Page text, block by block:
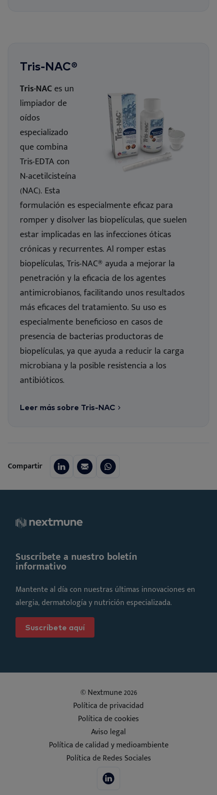
Tris-NAC®
Tris-NACes un
limpiador de
oídos
especializado
que combina
Tris-EDTA con
N-acetilcisteína
(NAC). Esta
formulación es especialmente eficaz para
romper y disolver las biopelículas, que suelen
estar implicadas en las infecciones óticas
crónicas y recurrentes. Al romper estas
biopelículas, Tris-NAC® ayuda a mejorar la
penetración y la eficacia de los agentes
antimicrobianos, facilitando unos resultados
más eficaces del tratamiento. Su uso es
especialmente beneficioso en casos de
presencia de bacterias productoras de
biopelículas, ya que ayuda a reducir la carga
microbiana y la posible resistencia a los
antibióticos.
Leer más sobre Tris-NAC
Compartir
Suscríbete a nuestro boletín
informativo
Mantente al día con nuestras últimas innovaciones en
alergia, dermatología y nutrición especializada.
Suscríbete aquí
© Nextmune 2026
Política de privacidad
Política de cookies
Aviso legal
Política de calidad y medioambiente
Política de Redes Sociales